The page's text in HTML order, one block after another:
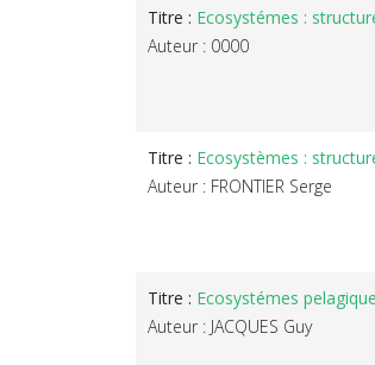
Titre : Ecosystémes :
Auteur : 0000
Titre : Ecosystèmes :
Auteur : FRONTIER Serge
Titre : Ecosystémes
Auteur : JACQUES Guy